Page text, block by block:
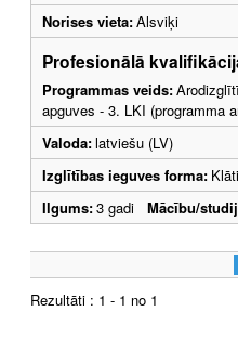
Norises vieta:Alsviķi
Profesionālā
Programmas veids:
apguves - 3. LKI (programma
Valoda:latviešu (LV)
Izglītības ieguves forma:
Ilgums:3 gadi Mācību/
Rezultāti : 1 - 1 no 1